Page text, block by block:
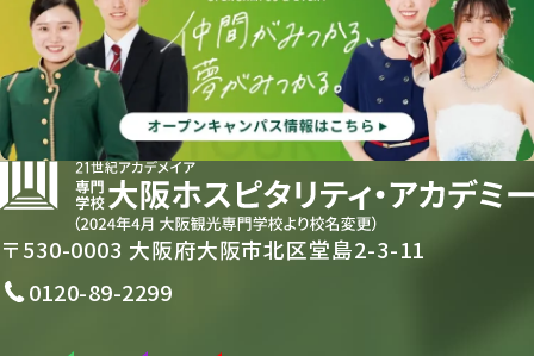
〒530-0003 大阪府大阪市北区堂島2-3-11
0120-89-2299